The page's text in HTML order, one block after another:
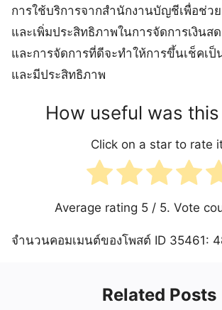
การใช้บริการจากสำนักงานบัญชีเพื่อช่ว
และเพิ่มประสิทธิภาพในการจัดการเงินส
และการจัดการที่ดีจะทำให้การขึ้นเช็คเป็
และมีประสิทธิภาพ
How useful was
Click on a star to rate
Average rating 5 / 5. Vote
จำนวนคอมเมนต์ของโพสต์ ID 35461:
Related Posts